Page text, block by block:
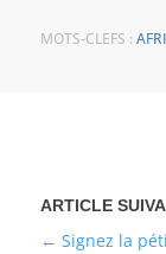
MOTS-CLEFS :
Signez la